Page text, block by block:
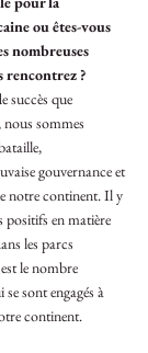
ou êtes-vous
nombreuses
rencontrez ?
succès que
sommes
gouvernance et
notre continent. Il y
positifs en matière
les parcs
le nombre
sont engagés à
continent.